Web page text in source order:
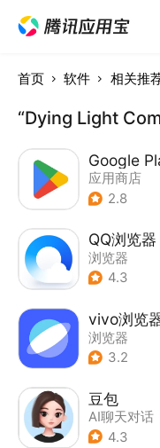
首页 软件 相关推
“Dying Light
Google
应用商店
2.8
QQ浏览器
浏览器
4.3
vivo浏览
浏览器
3.2
豆包
AI聊天对话
4.3